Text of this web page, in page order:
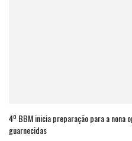
4º BBM inicia preparação para a nona
guarnecidas